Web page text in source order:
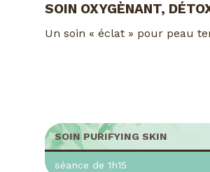
SOIN OXYGÈNANT,
Un soin « éclat » pour peau
SOIN PURIFYING SKIN
séance de 1h15